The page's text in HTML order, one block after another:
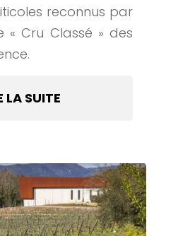
reconnus par
« Cru Classé » des
LA SUITE